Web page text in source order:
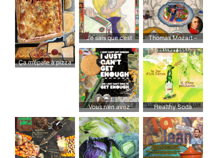
Ça m’épate à pizza
Je sais que c’est
mauvais pour moi,
mais je ne peux pas
m’empêcher de
l’acheter. Comment
s’arrêter ?
Thomas Mozart –
Tomates y
mozzarella
Vous n’en avez
jamais assez… Assez
!
Healthy Soda